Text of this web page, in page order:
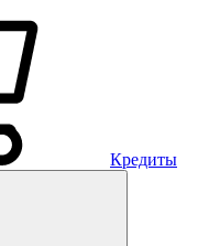
Кредиты